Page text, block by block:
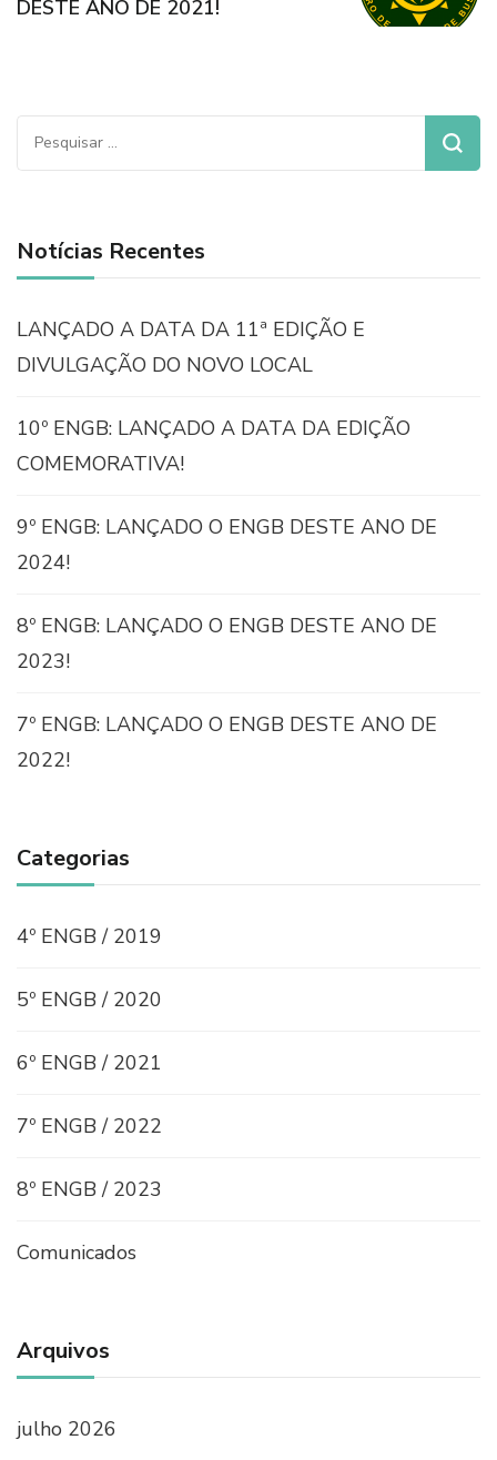
DESTE ANO DE 2021!
Notícias Recentes
LANÇADO A DATA DA 11ª EDIÇÃO E
DIVULGAÇÃO DO NOVO LOCAL
10º ENGB: LANÇADO A DATA DA EDIÇÃO
COMEMORATIVA!
9º ENGB: LANÇADO O ENGB DESTE ANO DE
2024!
8º ENGB: LANÇADO O ENGB DESTE ANO DE
2023!
7º ENGB: LANÇADO O ENGB DESTE ANO DE
2022!
Categorias
4º ENGB / 2019
5º ENGB / 2020
6º ENGB / 2021
7º ENGB / 2022
8º ENGB / 2023
Comunicados
Arquivos
julho 2026